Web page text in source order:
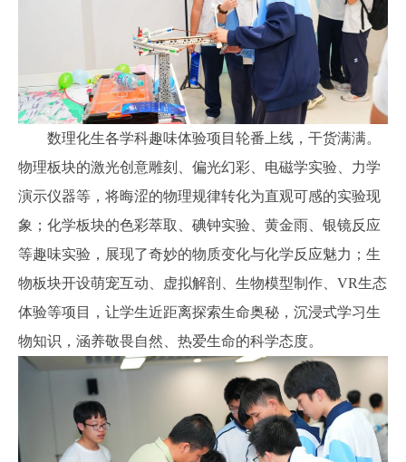
数理化生各学科趣味体验项目轮番上线，干货满满。
物理板块的激光创意雕刻、偏光幻彩、电磁学实验、力学
演示仪器等，将晦涩的物理规律转化为直观可感的实验现
象；化学板块的色彩萃取、碘钟实验、黄金雨、银镜反应
等趣味实验，展现了奇妙的物质变化与化学反应魅力；生
物板块开设萌宠互动、虚拟解剖、生物模型制作、VR生态
体验等项目，让学生近距离探索生命奥秘，沉浸式学习生
物知识，涵养敬畏自然、热爱生命的科学态度。